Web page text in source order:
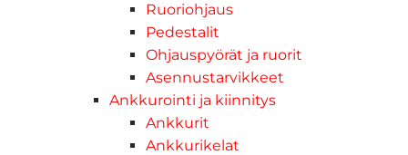
Ruoriohjaus
Pedestalit
Ohjauspyörät ja ruorit
Asennustarvikkeet
Ankkurointi ja kiinnitys
Ankkurit
Ankkurikelat